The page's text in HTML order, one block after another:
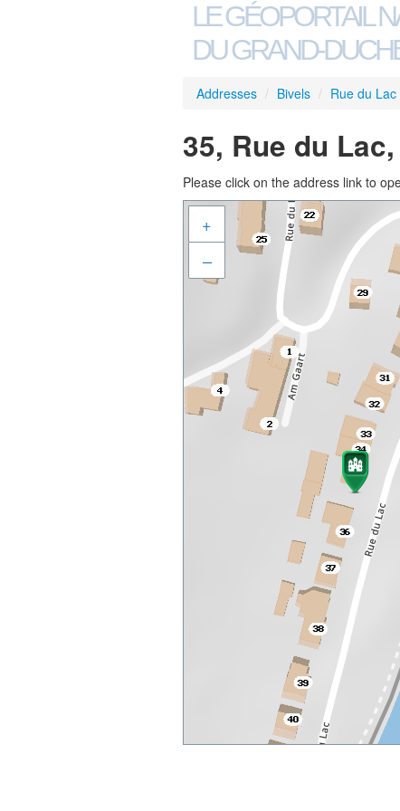
LE GÉOPORTAIL
DU GRAND-
Addresses / Bivels / Rue du Lac
35, Rue du
Please click on the address link to
+
–